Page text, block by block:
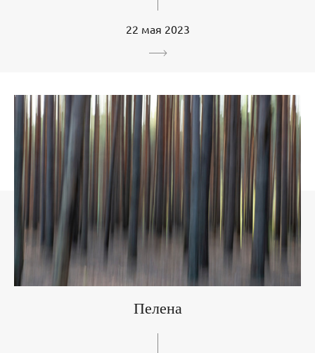
22 мая 2023
Пелена